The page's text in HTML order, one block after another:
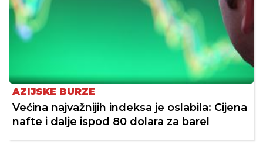
AZIJSKE BURZE
Većina najvažnijih indeksa je oslabila: Cijena
nafte i dalje ispod 80 dolara za barel